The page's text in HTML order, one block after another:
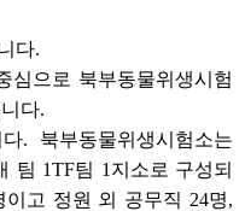
다.
심으로 북부동물위생시험
다.
. 북부동물위생시험소는
팀 1TF팀 1지소로 구성되
고 정원 외 공무직 24명,